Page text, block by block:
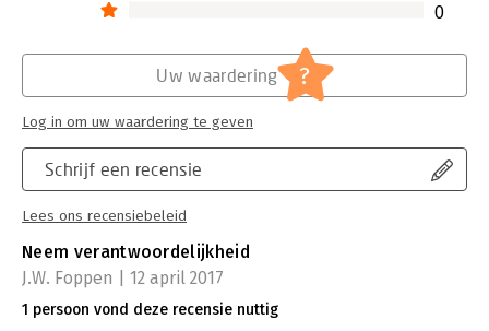
0
Schrijf een recensie
Lees ons recensiebeleid
Uw waardering ?
Log in om uw waardering te geven
Neem verantwoordelijkheid
J.W. Foppen | 12 april 2017
1 persoon vond deze recensie nuttig